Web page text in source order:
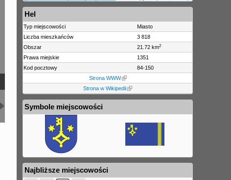
Hel
Typ miejscowości
Miasto
Liczba mieszkańców
3 818
Obszar
21.72 km2
Prawa miejskie
1351
Kod pocztowy
84-150
Strona WWW
Strona w Wikipedii
Symbole miejscowości
Najbliższe miejscowości